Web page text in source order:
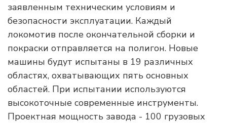
заявленным техническим условиям и
безопасности эксплуатации. Каждый
локомотив после окончательной сборки и
покраски отправляется на полигон. Новые
машины будут испытаны в 19 различных
областях, охватывающих пять основных
областей. При испытании используются
высокоточные современные инструменты.
Проектная мощность завода - 100 грузовых